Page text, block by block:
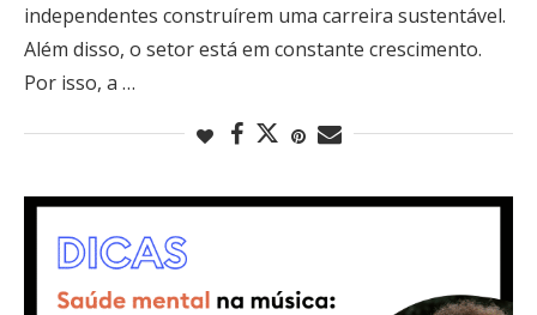
independentes construírem uma carreira sustentável.
Além disso, o setor está em constante crescimento.
Por isso, a …